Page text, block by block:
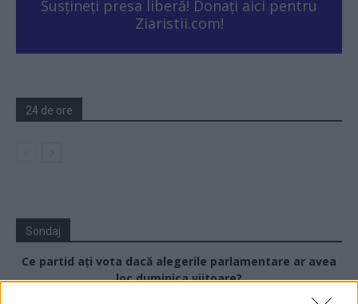
Susțineți presa liberă! Donați aici pentru
Ziaristii.com!
24 de ore
Sondaj
Ce partid ați vota dacă alegerile parlamentare ar avea
loc duminica viitoare?